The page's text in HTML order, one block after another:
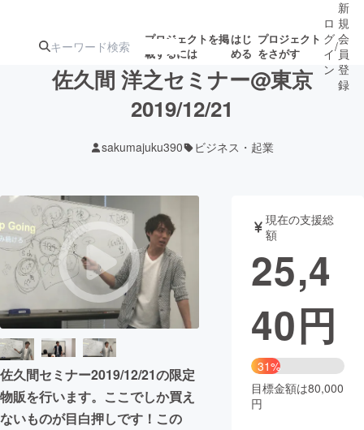
プロジェクトを掲
載するには
はじ
める
プロジェクト
をさがす
ターン
ジェクト
募集終了が近いプ
ロジェクト
アート・写真 音楽
テクノロジー・ガジェット ゲーム・
映像・映画 書籍・雑誌
ビジネス・起業 チャレンジ
まちづくり・地域活性化
ロ
グ
イ
ン
/
新
規
会
員
登
録
佐久間 洋之セミナー@東京
2019/12/21
sakumajuku390 ビジネス・起業
佐久間セミナー2019/12/21の限定
物販を行います。ここでしか買え
ないものが目白押しです！この
現在の支援総
額
25,4
40円
31%
目標金額は80,000
円